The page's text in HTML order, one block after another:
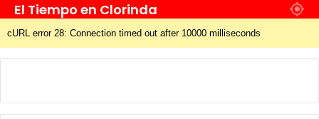
El Tiempo en Clorinda
cURL error 28: Connection timed out after 10000 milliseconds